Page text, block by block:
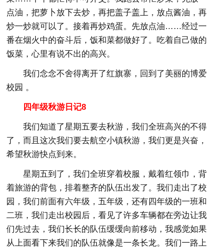
点油，把萝卜放下去炒，再把盖子盖上，放点酱油，再
炒一炒就可以了。接着再炒鸡蛋。先放点油……经过一
番在烟火中的奋斗后，饭和菜都做好了。吃着自己做的
饭菜，心里有说不出的高兴。
我们念念不舍得离开了红旗寨，回到了美丽的博爱
校园 。
四年级秋游日记8
我们知道了星期五要去秋游，我们全班高兴的不得
了，而且这次我们要去航空小镇秋游，我们更是兴奋，
希望秋游快点到来。
星期五到了，我们全班穿着校服，戴着红领巾，背
着旅游的背包，排着整齐的队伍出发了。我们走出了校
园，我们前面有六年级，五年级，还有四年级的一班和
二班，我们走出校园后，看见了许多车辆都在旁边让我
们先过去，我们长长的队伍缓缓向前移动，我感觉如果
从上面看下来我们的队伍就像是一条长龙。我们一路上